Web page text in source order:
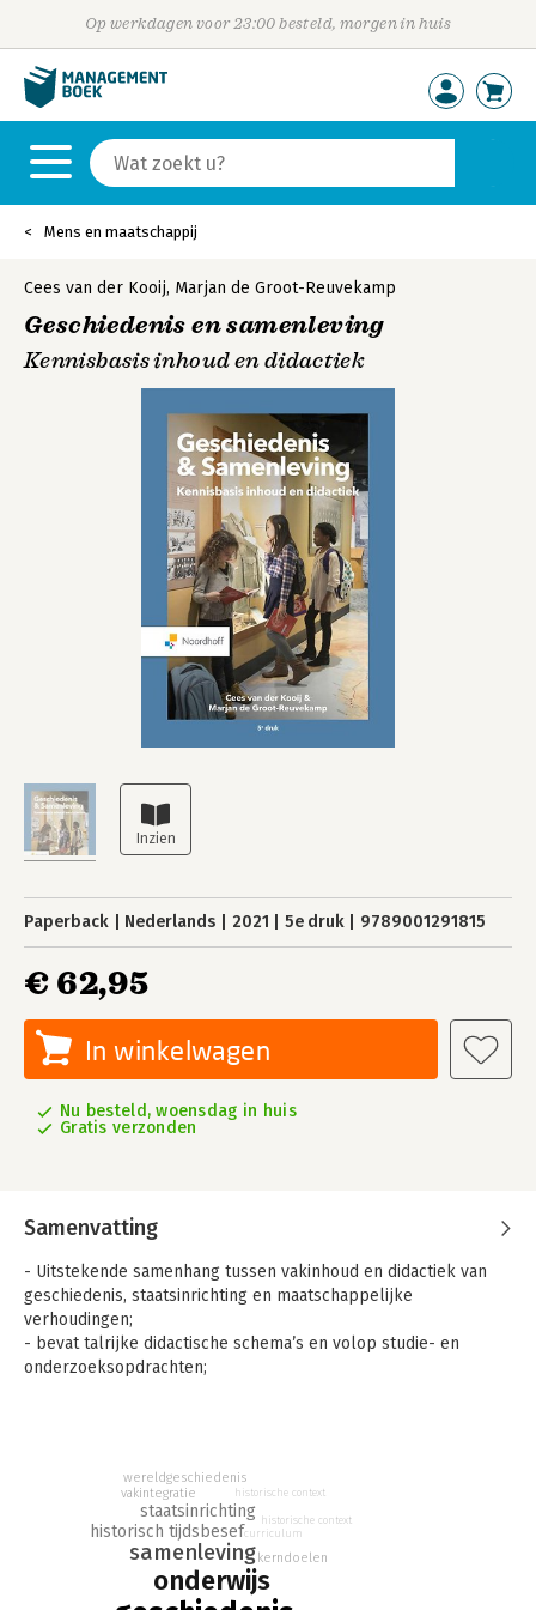
Op werkdagen voor 23:00 besteld, morgen in huis
Mens en maatschappij
Cees van der Kooij, Marjan de Groot-Reuvekamp
Geschiedenis en samenleving
Kennisbasis inhoud en didactiek
Paperback Nederlands 2021 5e druk 9789001291815
€ 62,95
In winkelwagen
Nu besteld, woensdag in huis
Gratis verzonden
Samenvatting
- Uitstekende samenhang tussen vakinhoud en didactiek van
geschiedenis, staatsinrichting en maatschappelijke
verhoudingen;
- bevat talrijke didactische schema’s en volop studie- en
onderzoeksopdrachten;
Het boek bestaat uit twee delen: Het eerste deel, Kennisbasis
inhoud, richt zich op de Nederlandse geschiedenis, ingebed in
de wereldgeschiedenis. Die geschiedenis is geordend in de tien
tijdvakken, met de kenmerkende aspecten van die tijdvakken
gekoppeld aan de vijftig vensters van de Canon van Nederland.
onderwijs
samenleving
historisch tijdsbesef
staatsinrichting
kerndoelen
vakintegratie
wereldgeschiedenis
historische context
curriculum
historische context